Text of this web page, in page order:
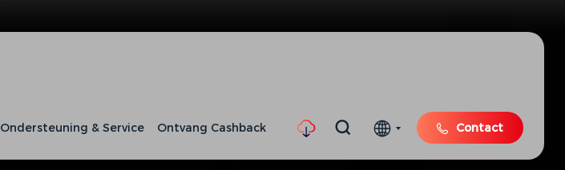
Ondersteuning & Service Ontvang Cashback Contact